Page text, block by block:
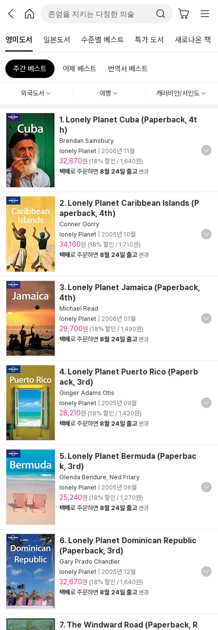
영미도서 일본도서 수준별 베스트 특가 도서 새로나온 책
주간 베스트 어제 베스트 번역서 베스트
외국도서 여행 캐러비안/서인도
1. Lonely Planet Cuba (Paperback, 4t
h)
Brendan Sainsbury
lonely Planet
2006년 11월
32,670원 (18% 할인 / 1,640원)
택배로 주문하면 8월 24일 출고 변경
2. Lonely Planet Caribbean Islands (P
aperback, 4th)
Conner Gorry
lonely Planet
2005년 10월
34,160원 (18% 할인 / 1,710원)
택배로 주문하면 8월 24일 출고 변경
3. Lonely Planet Jamaica (Paperback,
4th)
Michael Read
lonely Planet
2006년 01월
29,700원 (18% 할인 / 1,490원)
택배로 주문하면 8월 24일 출고 변경
4. Lonely Planet Puerto Rico (Paperb
ack, 3rd)
Ginger Adams Otis
lonely Planet
2005년 09월
28,210원 (18% 할인 / 1,420원)
택배로 주문하면 8월 24일 출고 변경
5. Lonely Planet Bermuda (Paperbac
k, 3rd)
Glenda Bendure Ned Friary
lonely Planet
2005년 06월
25,240원 (18% 할인 / 1,270원)
택배로 주문하면 8월 24일 출고 변경
6. Lonely Planet Dominican Republic
(Paperback, 3rd)
Gary Prado Chandler
lonely Planet
2005년 12월
32,670원 (18% 할인 / 1,640원)
택배로 주문하면 8월 24일 출고 변경
7. The Windward Road (Paperback, R